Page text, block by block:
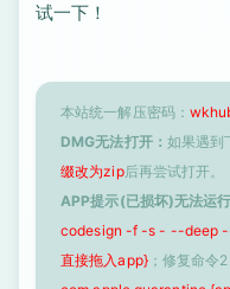
试一下！
本站统一解压密码：
DMG无法打开： 如果遇到
缀改为zip后再尝试打开。
APP提示(已损坏)无法运行
codesign -f -s - --deep
直接拖入app}；修复命令2